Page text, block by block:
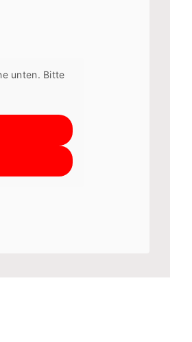
unten. Bitte